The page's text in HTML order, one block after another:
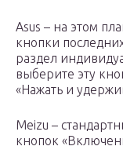
Asus – на этом
кнопки
раздел
выберите эту
«Нажать и
Meizu –
кнопок